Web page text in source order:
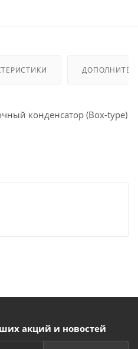
конденсатор (Box-type)
акций и новостей